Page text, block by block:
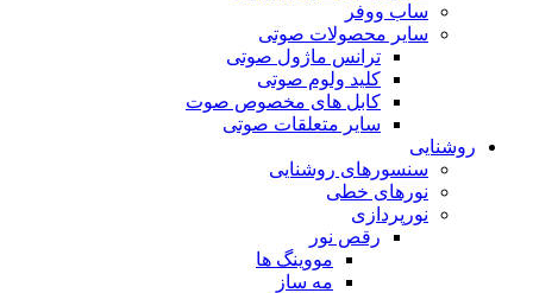
ساب ووفر
سایر محصولات صوتی
ترانس ماژول صوتی
کلید ولوم صوتی
کابل های مخصوص صوت
سایر متعلقات صوتی
روشنایی
سنسورهای روشنایی
نورهای خطی
نورپردازی
رقص نور
مووینگ ها
مه ساز